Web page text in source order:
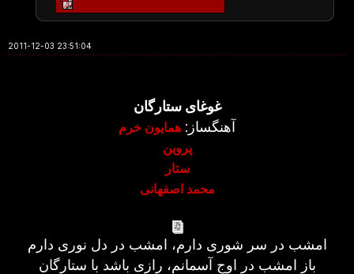
2011-12-03 23:51:04
غوغای ستارگان
آهنگساز: همایون خرم
پروین
ستار
محمد اصفهانی
امشب در سر شوری دارم، امشب در دل نوری دارم
باز امشب در اوج آسمانم، رازی باشد با ستارگان